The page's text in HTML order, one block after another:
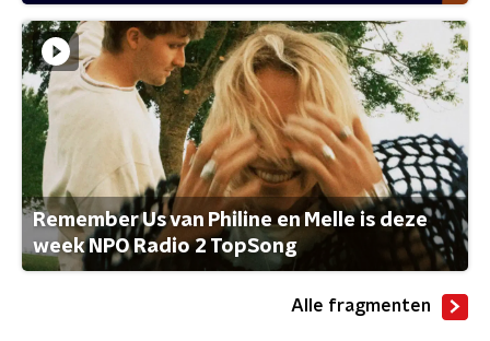
Remember Us van Philine en Melle is deze
week NPO Radio 2 TopSong
Alle fragmenten